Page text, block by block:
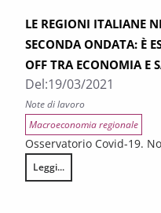
LE REGIONI ITALIANE
SECONDA ONDATA: È
OFF TRA ECONOMIA E
Del:19/03/2021
Note di lavoro
Macroeconomia regionale
Osservatorio Covid-19.
Leggi...
LE REGIONI ITALIANE